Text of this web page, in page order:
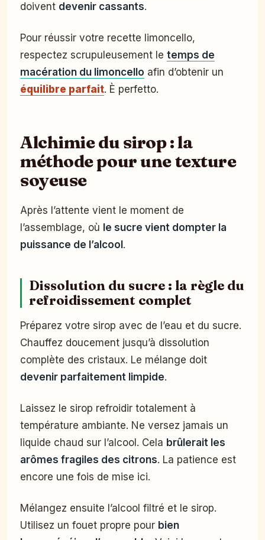
doivent devenir cassants.
Pour réussir votre recette limoncello,
respectez scrupuleusement le temps de
macération du limoncello afin d’obtenir un
équilibre parfait. È perfetto.
Alchimie du sirop : la
méthode pour une texture
soyeuse
Après l’attente vient le moment de
l’assemblage, où le sucre vient dompter la
puissance de l’alcool .
Dissolution du sucre : la règle du
refroidissement complet
Préparez votre sirop avec de l’eau et du sucre.
Chauffez doucement jusqu’à dissolution
complète des cristaux. Le mélange doit
devenir parfaitement limpide.
Laissez le sirop refroidir totalement à
température ambiante. Ne versez jamais un
liquide chaud sur l’alcool. Cela brûlerait les
arômes fragiles des citrons. La patience est
encore une fois de mise ici.
Mélangez ensuite l’alcool filtré et le sirop.
Utilisez un fouet propre pour bien